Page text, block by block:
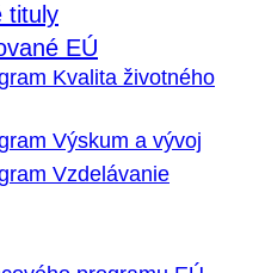
tituly
EÚ
Kvalita životného
Výskum a vývoj
Vzdelávanie